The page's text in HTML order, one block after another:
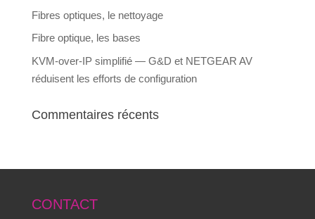
Fibres optiques, le nettoyage
Fibre optique, les bases
KVM-over-IP simplifié — G&D et NETGEAR AV
réduisent les efforts de configuration
Commentaires récents
CONTACT